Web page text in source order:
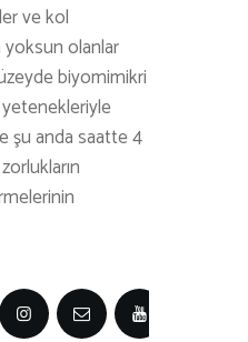
ve kol
olanlar
biyomimikri
şu anda saatte 4